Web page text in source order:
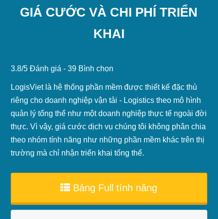
GIÁ CƯỚC VÀ CHI PHÍ TRIỂN
KHAI
3.8/5 Đánh giá -39 Bình chọn
LogisViet là hệ thống phần mềm được thiết kế đặc thù
riêng cho doanh nghiệp vận tải - Logistics theo mô hình
quản lý tổng thể như một doanh nghiệp thực tế ngoài đời
thực. Vì vậy, giá cước dịch vụ chúng tôi không phân chia
theo nhóm tính năng như những phần mềm khác trên thị
trường mà chỉ nhận triển khai tổng thể.
Bảng Full tính năng